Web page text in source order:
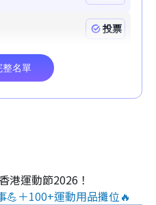
港運動節2026！
💪＋100+運動用品攤位🔥